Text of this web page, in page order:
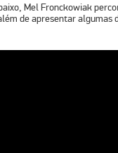
Mel Fronckowiak
de apresentar algumas